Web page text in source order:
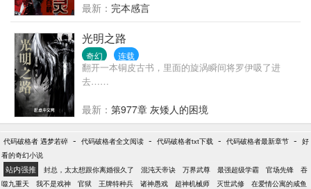
最新： 完本感言
光明之路
奇幻 连载
翻开一本铜皮古书，里面的旋涡瞬间将罗伊吸了进
去……
最新： 第977章 灰矮人的困境
代码破格者 遇梦若碎 - 代码破格者全文阅读 - 代码破格者txt下载 - 代码破格者最新章节 - 好
看的奇幻小说
站内强推 封总，太太想跟你离婚很久了 混沌天帝诀 万界武尊 最强超级学霸 官场先锋
吞
噬九重天
我不是戏神 官狱 王牌特种兵 诸神愚戏 超神机械师 灭世武修
在爱情公寓的咸鱼